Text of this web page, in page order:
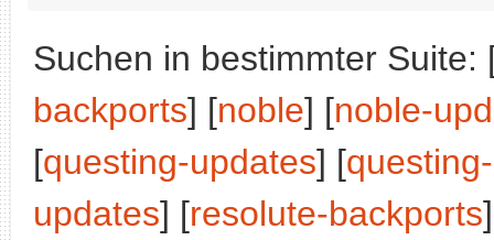
Suchen in bestimmter Suite:
backports] [noble] [noble-
[questing-updates] [
updates] [resolute-backports